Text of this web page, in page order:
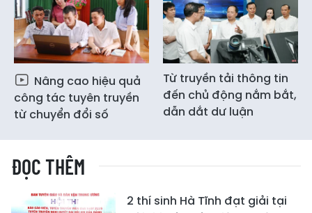
Nâng cao hiệu quả
công tác tuyên truyền
từ chuyển đổi số
Từ truyền tải thông tin
đến chủ động nắm bắt,
dẫn dắt dư luận
ĐỌC THÊM
2 thí sinh Hà Tĩnh đạt giải tại